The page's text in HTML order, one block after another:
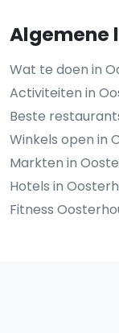
Algemene
Wat te doen in
Activiteiten in
Beste
Winkels open in
Markten in
Hotels in
Fitness